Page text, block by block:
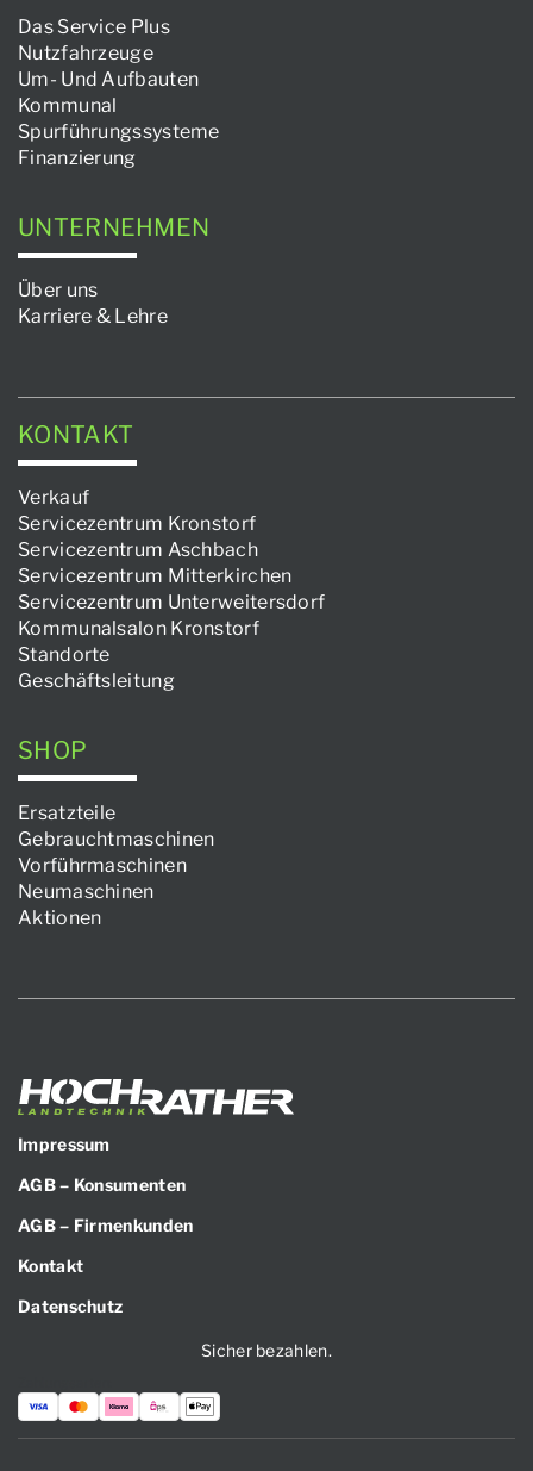
Das Service Plus
Nutzfahrzeuge
Um- Und Aufbauten
Kommunal
Spurführungssysteme
Finanzierung
UNTERNEHMEN
Über uns
Karriere & Lehre
KONTAKT
Verkauf
Servicezentrum Kronstorf
Servicezentrum Aschbach
Servicezentrum Mitterkirchen
Servicezentrum Unterweitersdorf
Kommunalsalon Kronstorf
Standorte
Geschäftsleitung
SHOP
Ersatzteile
Gebrauchtmaschinen
Vorführmaschinen
Neumaschinen
Aktionen
Impressum
AGB – Konsumenten
AGB – Firmenkunden
Kontakt
Datenschutz
Sicher bezahlen.